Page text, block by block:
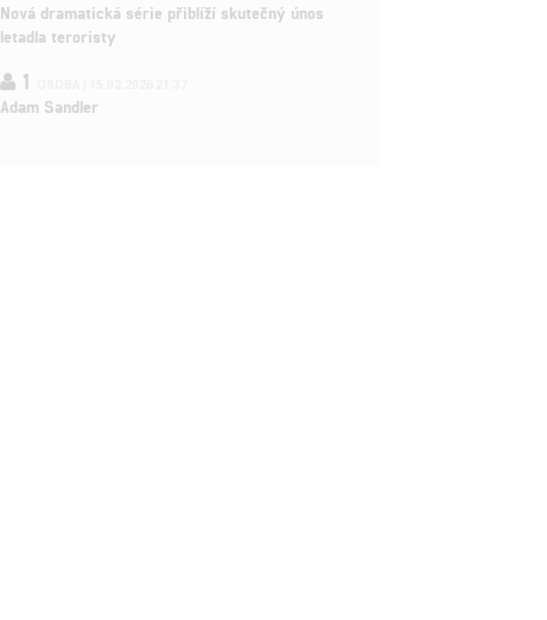
Nová dramatická série přiblíží skutečný únos
letadla teroristy
1
Adam Sandler